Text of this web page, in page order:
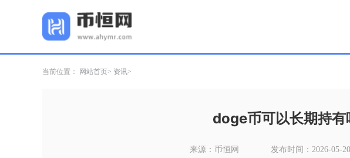
当前位置： 网站首页 资讯
doge币可以长期持有
来源：币恒网 发布时间：2026-05-